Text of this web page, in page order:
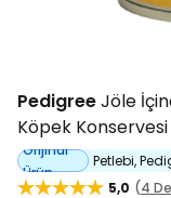
PedigreeJöle
Köpek
Orijinal
Ürün
Petlebi,
5,0
4